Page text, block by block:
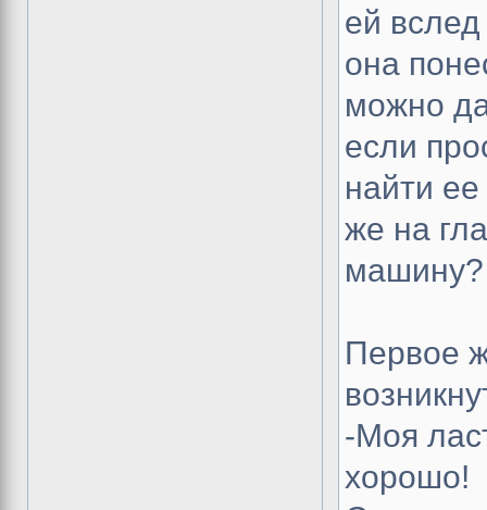
ей
она
можно
если
найти
же на
машину?
Первое
-Моя
хорошо!